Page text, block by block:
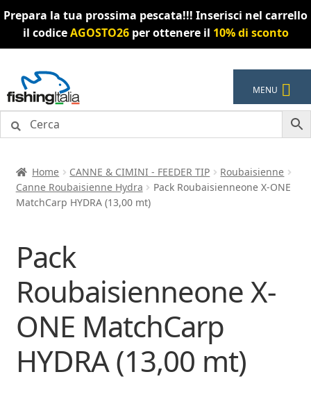
Prepara la tua prossima pescata!!! Inserisci nel carrello
il codiceAGOSTO26per ottenere il 10% di sconto
alla
navigazione
al
contenuto
MENU
Home CANNE & CIMINI - FEEDER TIP
Roubaisienne
Canne Roubaisienne Hydra
Pack Roubaisienneone X-ONE
MatchCarp HYDRA (13,00 mt)
Pack
Roubaisienneone X-
ONE MatchCarp
HYDRA (13,00 mt)